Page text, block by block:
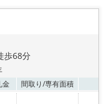
登
歩68分
金 間取り/専有面積